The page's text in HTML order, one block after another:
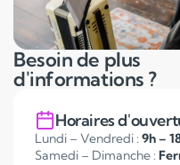
Besoin de plus
d'informations ?
Horaires
Lundi – Vendredi : 9h –
Samedi – Dimanche :